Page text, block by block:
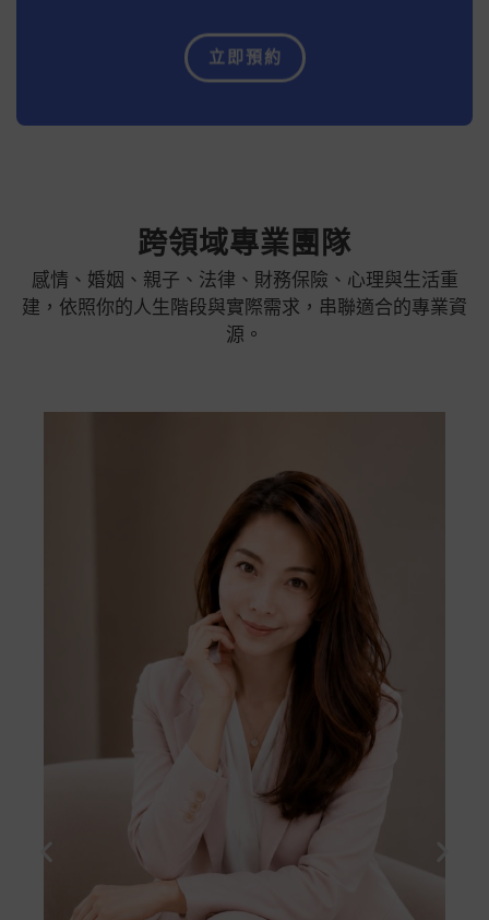
立即預約
跨領域專業團隊
感情、婚姻、親子、法律、財務保險、心理與生活重
建，依照你的人生階段與實際需求，串聯適合的專業資
源。